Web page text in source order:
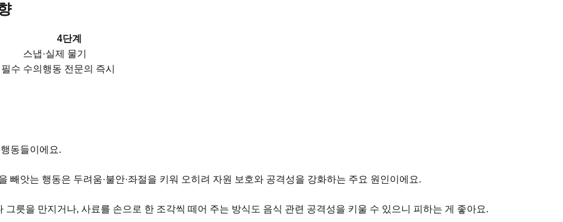
4단계
스냅·실제 물기
수 수의행동 전문의 즉시
동들이에요.
빼앗는 행동은 두려움·불안·좌절을 키워 오히려 자원 보호와 공격성을 강화하는 주요 원인이에요.
그릇을 만지거나, 사료를 손으로 한 조각씩 떼어 주는 방식도 음식 관련 공격성을 키울 수 있으니 피하는 게 좋아요.